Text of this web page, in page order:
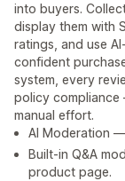
into buyers.
display them with
ratings, and use
confident
system, every
policy
manual effort.
AI Moderation
Built-in Q&A
product page.